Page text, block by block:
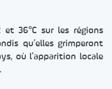
36°C sur les régions
qu’elles grimperont
où l’apparition locale